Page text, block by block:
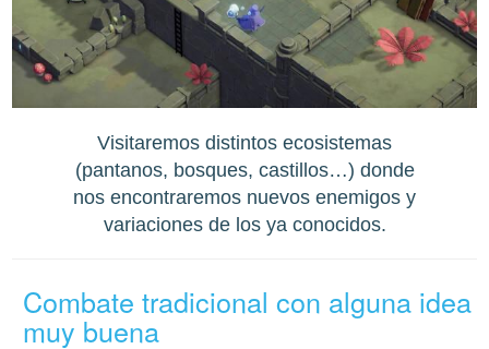
Visitaremos distintos ecosistemas
(pantanos, bosques, castillos…) donde
nos encontraremos nuevos enemigos y
variaciones de los ya conocidos.
Combate tradicional con alguna idea
muy buena